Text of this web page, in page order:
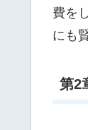
費を
にも
第2